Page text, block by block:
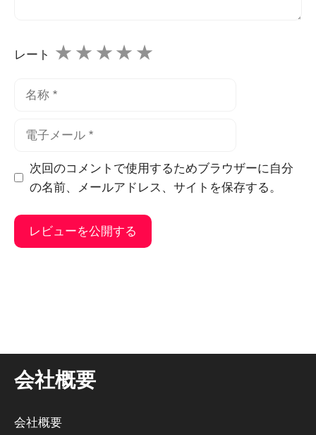
レート ★
★
★
★
★
ー
次回のコメントで使用するためブラウザーに自分
の名前、メールアドレス、サイトを保存する。
も
だ
会社概要
会社概要